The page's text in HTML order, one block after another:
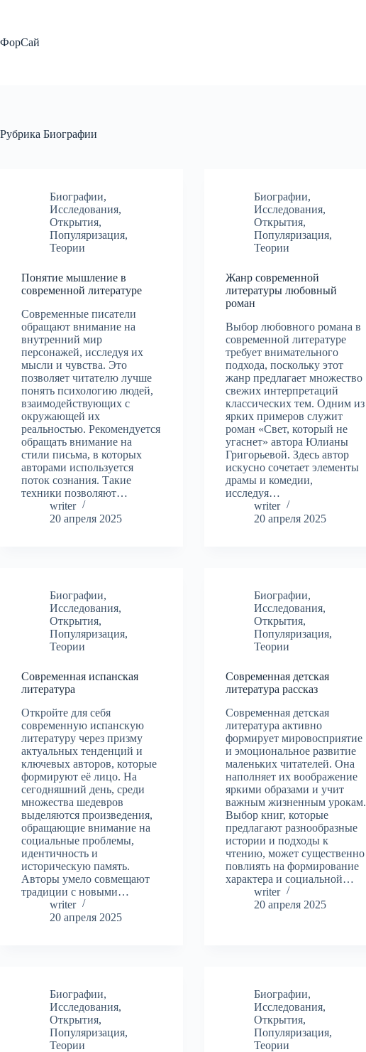
ФорСай
Рубрика Биографии
Биографии,
Исследования,
Открытия,
Популяризация,
Теории
Понятие мышление в
современной литературе
Современные писатели
обращают внимание на
внутренний мир
персонажей, исследуя их
мысли и чувства. Это
позволяет читателю лучше
понять психологию людей,
взаимодействующих с
окружающей их
реальностью. Рекомендуется
обращать внимание на
стили письма, в которых
авторами используется
поток сознания. Такие
техники позволяют…
writer
20 апреля 2025
Биографии,
Исследования,
Открытия,
Популяризация,
Теории
Жанр современной
литературы любовный
роман
Выбор любовного романа в
современной литературе
требует внимательного
подхода, поскольку этот
жанр предлагает множество
свежих интерпретаций
классических тем. Одним из
ярких примеров служит
роман «Свет, который не
угаснет» автора Юлианы
Григорьевой. Здесь автор
искусно сочетает элементы
драмы и комедии,
исследуя…
writer
20 апреля 2025
Биографии,
Исследования,
Открытия,
Популяризация,
Теории
Современная испанская
литература
Откройте для себя
современную испанскую
литературу через призму
актуальных тенденций и
ключевых авторов, которые
формируют её лицо. На
сегодняшний день, среди
множества шедевров
выделяются произведения,
обращающие внимание на
социальные проблемы,
идентичность и
историческую память.
Авторы умело совмещают
традиции с новыми…
writer
20 апреля 2025
Биографии,
Исследования,
Открытия,
Популяризация,
Теории
Современная детская
литература рассказ
Современная детская
литература активно
формирует мировосприятие
и эмоциональное развитие
маленьких читателей. Она
наполняет их воображение
яркими образами и учит
важным жизненным урокам.
Выбор книг, которые
предлагают разнообразные
истории и подходы к
чтению, может существенно
повлиять на формирование
характера и социальной…
writer
20 апреля 2025
Биографии,
Исследования,
Открытия,
Популяризация,
Теории
Биографии,
Исследования,
Открытия,
Популяризация,
Теории